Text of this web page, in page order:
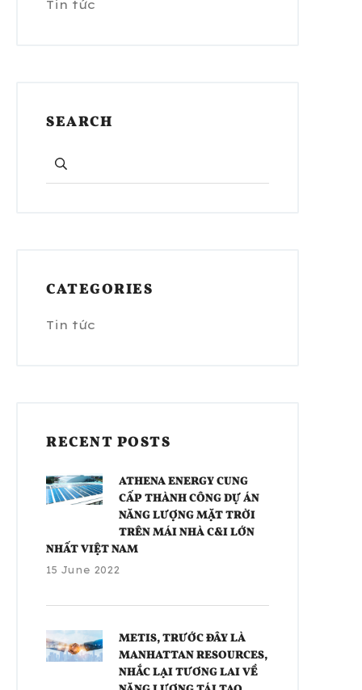
Tin tức
SEARCH
CATEGORIES
Tin tức
RECENT POSTS
ATHENA ENERGY CUNG
CẤP THÀNH CÔNG DỰ ÁN
NĂNG LƯỢNG MẶT TRỜI
TRÊN MÁI NHÀ C&I LỚN
NHẤT VIỆT NAM
15 June 2022
METIS, TRƯỚC ĐÂY LÀ
MANHATTAN RESOURCES,
NHẮC LẠI TƯƠNG LAI VỀ